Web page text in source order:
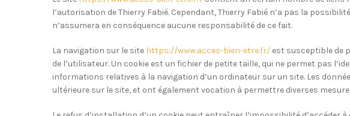
l’autorisation de Thierry Fabié. Cependant, Thierry Fabié n’a pas la
n’assumera en conséquence aucune responsabilité de ce fait.
La navigation sur le site https://www.acces-bien-etre.fr/ est susceptible de
de l’utilisateur. Un cookie est un fichier de petite taille, qui ne permet pas
informations relatives à la navigation d’un ordinateur sur un site. Les
ultérieure sur le site, et ont également vocation à permettre diverses